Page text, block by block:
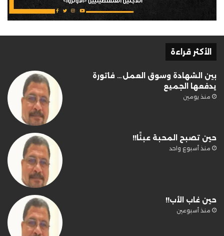
الأكثر قراءة
بين الشهادة وسوق العمل… فاتورة
يدفعها الجميع
منذ يومين
حين تصبح المحبة عبئًا!!
منذ أسبوع واحد
حين غاب الأب!!
منذ أسبوعين